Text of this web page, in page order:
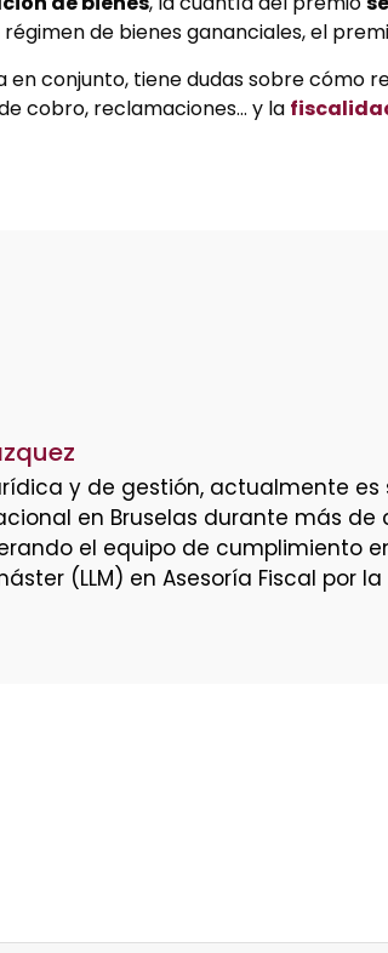
de bienes gananciales, el
conjunto, tiene dudas sobre cómo
cobro, reclamaciones… y la
y de gestión, actualmente
en Bruselas durante más
el equipo de cumplimiento
(LLM) en Asesoría Fiscal por